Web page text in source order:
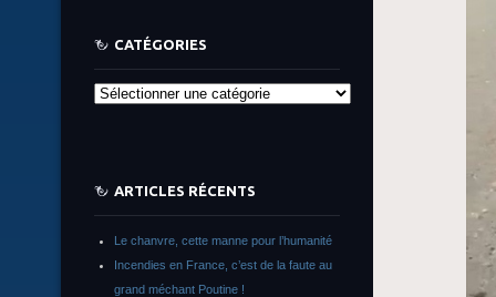
CATÉGORIES
Catégories
ARTICLES RÉCENTS
Le chanvre, cette manne pour l’humanité
Incendies en France, c’est de la faute au
grand méchant Poutine !